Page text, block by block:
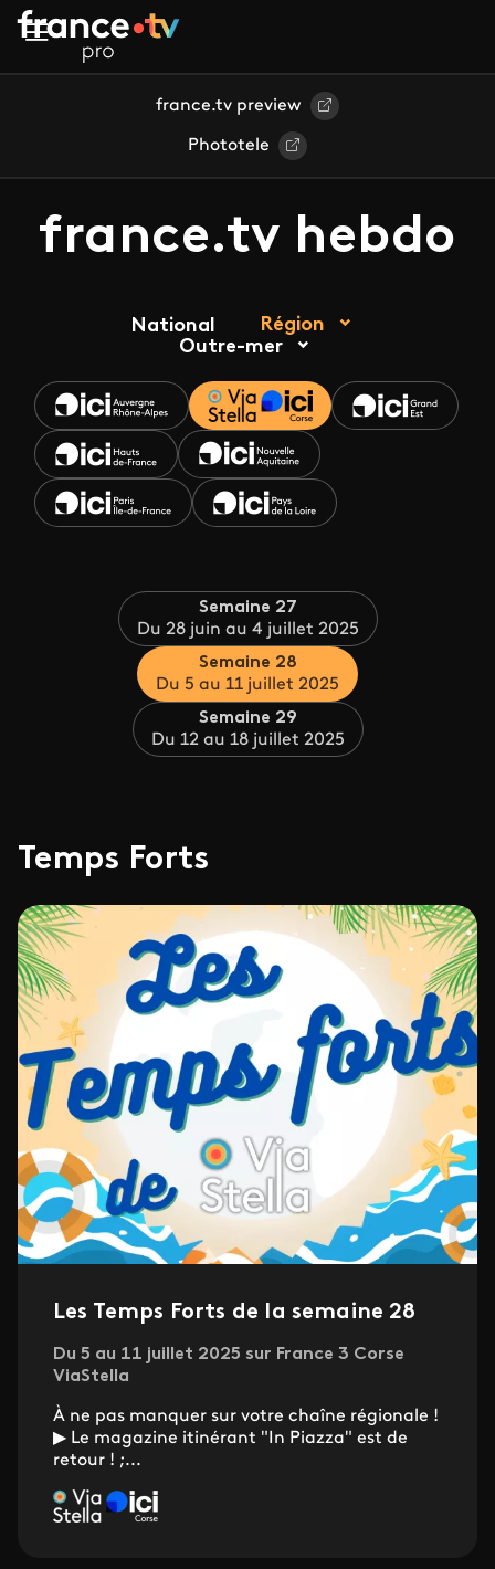
Aller au contenu principal
france.tv preview
Phototele
france.tv hebdo
National
Région
Outre-mer
Semaine 27
Du 28 juin au 4 juillet 2025
Semaine 28
Du 5 au 11 juillet 2025
Semaine 29
Du 12 au 18 juillet 2025
Temps Forts
Les Temps Forts de la semaine 28
Du 5 au 11 juillet 2025 sur France 3 Corse
ViaStella
À ne pas manquer sur votre chaîne régionale !
▶ Le magazine itinérant "In Piazza" est de
retour ! ;...